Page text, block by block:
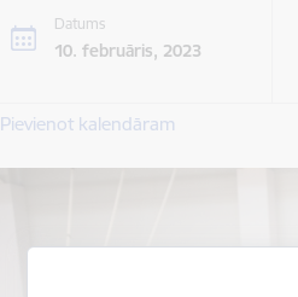
Datums
10. februāris, 2023
Pievienot kalendāram